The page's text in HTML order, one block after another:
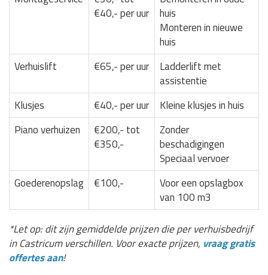
€40,- per uur
huis
Monteren in nieuwe
huis
Verhuislift
€65,- per uur
Ladderlift met
assistentie
Klusjes
€40,- per uur
Kleine klusjes in huis
Piano verhuizen
€200,- tot
€350,-
Zonder
beschadigingen
Speciaal vervoer
Goederenopslag
€100,-
Voor een opslagbox
van 100 m3
*Let op: dit zijn gemiddelde prijzen die per verhuisbedrijf
in Castricum verschillen. Voor exacte prijzen, vraag gratis
offertes aan!